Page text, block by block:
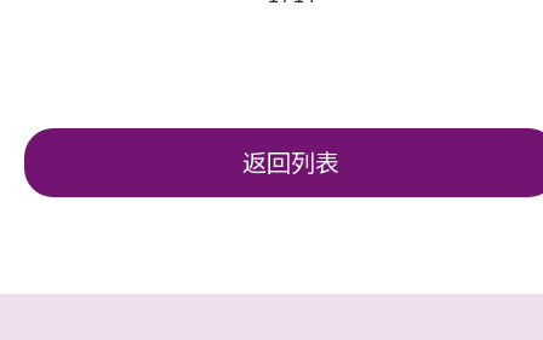
返回列表